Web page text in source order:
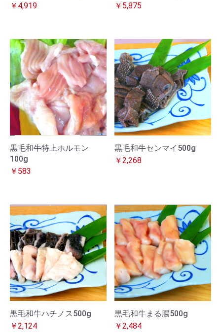
￥4,919
￥5,875
黒毛和牛特上ホルモン
100g
￥583
黒毛和牛センマイ500g
￥2,268
黒毛和牛ハチノス500g
￥2,124
黒毛和牛まる腸500g
￥2,484